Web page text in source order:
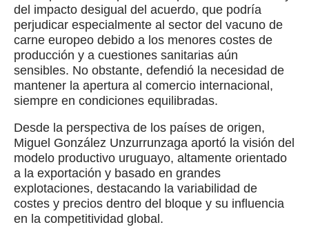
del impacto desigual del acuerdo, que podría
perjudicar especialmente al sector del vacuno de
carne europeo debido a los menores costes de
producción y a cuestiones sanitarias aún
sensibles. No obstante, defendió la necesidad de
mantener la apertura al comercio internacional,
siempre en condiciones equilibradas.
Desde la perspectiva de los países de origen,
Miguel González Unzurrunzaga aportó la visión del
modelo productivo uruguayo, altamente orientado
a la exportación y basado en grandes
explotaciones, destacando la variabilidad de
costes y precios dentro del bloque y su influencia
en la competitividad global.